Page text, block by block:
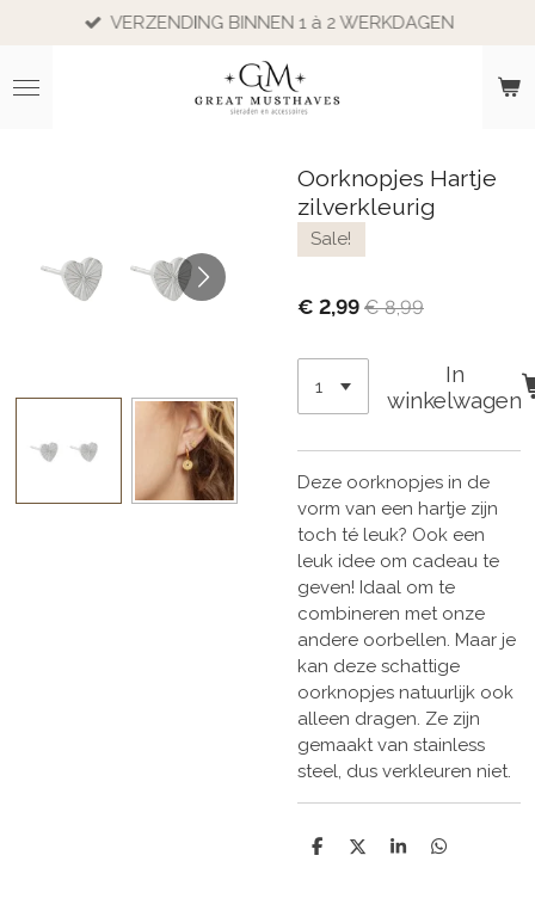
naar
de
VERZENDING BINNEN 1 à 2 WERKDAGEN
Oorknopjes Hartje
zilverkleurig
Sale!
€ 2,99 € 8,99
In
winkelwagen
Deze oorknopjes in de
vorm van een hartje zijn
toch té leuk? Ook een
leuk idee om cadeau te
geven! Idaal om te
combineren met onze
andere oorbellen. Maar je
kan deze schattige
oorknopjes natuurlijk ook
alleen dragen. Ze zijn
gemaakt van stainless
steel, dus verkleuren niet.
D
D
S
D